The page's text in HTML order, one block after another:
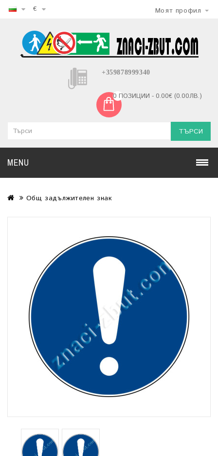
€ Моят профил
+359878999340
0 ПОЗИЦИИ - 0.00€ (0.00ЛВ.)
ТЪРСИ
MENU
Общ задължителен знак